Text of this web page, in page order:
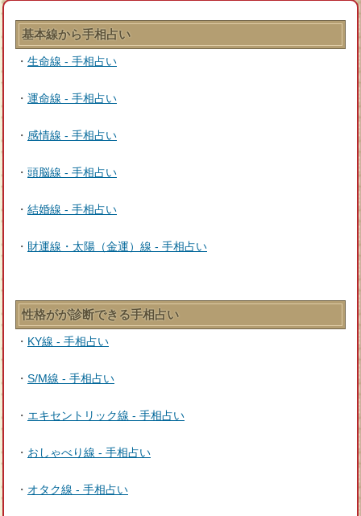
基本線から手相占い
・ 生命線 - 手相占い
・ 運命線 - 手相占い
・ 感情線 - 手相占い
・ 頭脳線 - 手相占い
・ 結婚線 - 手相占い
・ 財運線・太陽（金運）線 - 手相占い
性格がが診断できる手相占い
・ KY線 - 手相占い
・ S/M線 - 手相占い
・ エキセントリック線 - 手相占い
・ おしゃべり線 - 手相占い
・ オタク線 - 手相占い